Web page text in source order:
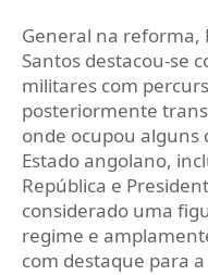
General na reforma,
Santos destacou-se
militares com
posteriormente
onde ocupou alguns
Estado angolano,
República e
considerado uma
regime e
com destaque para a